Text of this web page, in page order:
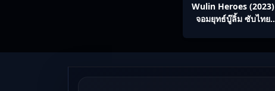
Wulin Heroes (2023)
จอมยุทธ์บู๊ลิ้ม ซับไทย